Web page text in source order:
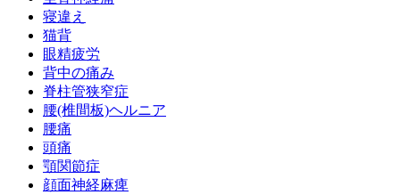
寝違え
猫背
眼精疲労
背中の痛み
脊柱管狭窄症
腰(椎間板)ヘルニア
腰痛
頭痛
顎関節症
顔面神経麻痺